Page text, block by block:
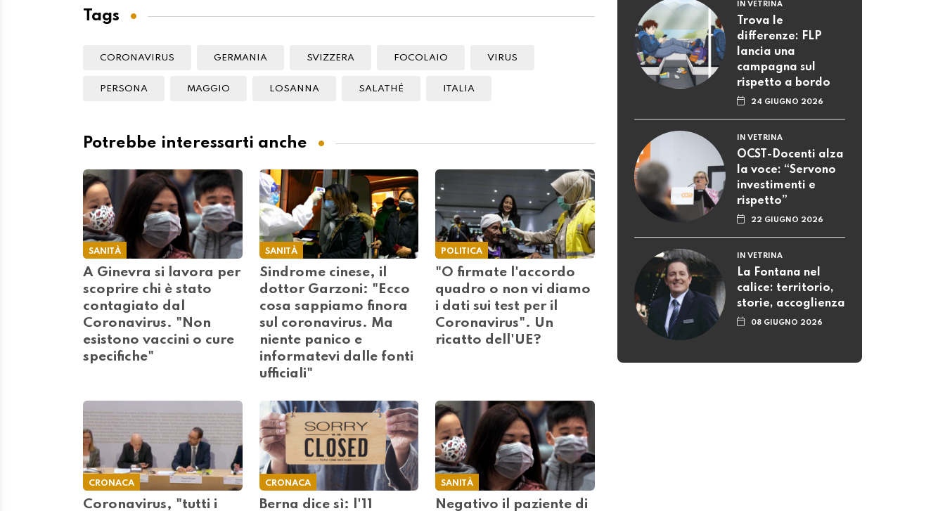
Tags
CORONAVIRUS GERMANIA SVIZZERA FOCOLAIO VIRUS
PERSONA MAGGIO LOSANNA SALATHÉ ITALIA
Potrebbe interessarti anche
SANITÀ
A Ginevra si lavora per
scoprire chi è stato
contagiato dal
Coronavirus. "Non
esistono vaccini o cure
specifiche"
SANITÀ
Sindrome cinese, il
dottor Garzoni: "Ecco
cosa sappiamo finora
sul coronavirus. Ma
niente panico e
informatevi dalle fonti
ufficiali"
POLITICA
"O firmate l'accordo
quadro o non vi diamo
i dati sui test per il
Coronavirus". Un
ricatto dell'UE?
CRONACA
Coronavirus, "tutti i
CRONACA
Berna dice sì: l'11
SANITÀ
Negativo il paziente di
IN VETRINA
Trova le
differenze: FLP
lancia una
campagna sul
rispetto a bordo
24 GIUGNO 2026
IN VETRINA
OCST-Docenti alza
la voce: “Servono
investimenti e
rispetto”
22 GIUGNO 2026
IN VETRINA
La Fontana nel
calice: territorio,
storie, accoglienza
08 GIUGNO 2026